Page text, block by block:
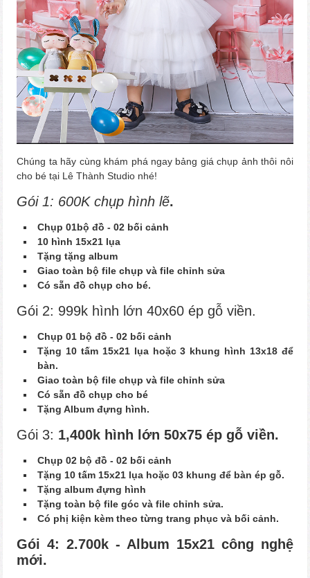
Chúng ta hãy cùng khám phá ngay bảng giá chụp ảnh thôi nôi
cho bé tại Lê Thành Studio nhé!
Gói 1: 600K chụp hình lẽ.
Chụp 01bộ đồ - 02 bối cảnh
10 hình 15x21 lụa
Tặng tặng album
Giao toàn bộ file chụp và file chỉnh sửa
Có sẵn đồ chụp cho bé.
Gói 2: 999k hình lớn 40x60 ép gỗ viền.
Chụp 01 bộ đồ - 02 bối cảnh
Tặng 10 tấm 15x21 lụa hoặc 3 khung hình 13x18 để
bàn.
Giao toàn bộ file chụp và file chỉnh sửa
Có sẵn đồ chụp cho bé
Tặng Album đựng hình.
Gói 3: 1,400k hình lớn 50x75 ép gỗ viền.
Chụp 02 bộ đồ - 02 bối cảnh
Tặng 10 tấm 15x21 lụa hoặc 03 khung để bàn ép gỗ.
Tặng album đựng hình
Tặng toàn bộ file góc và file chỉnh sửa.
Có phị kiện kèm theo từng trang phục và bối cảnh.
Gói 4: 2.700k - Album 15x21 công nghệ
mới.